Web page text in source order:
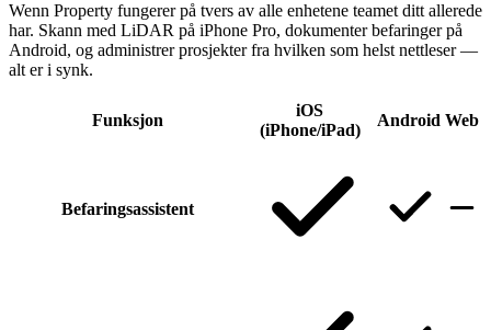
Wenn Property fungerer på tvers av alle enhetene teamet ditt allerede
har. Skann med LiDAR på iPhone Pro, dokumenter befaringer på
Android, og administrer prosjekter fra hvilken som helst nettleser —
alt er i synk.
Funksjon
iOS
(iPhone/iPad)
Android Web
Befaringsassistent